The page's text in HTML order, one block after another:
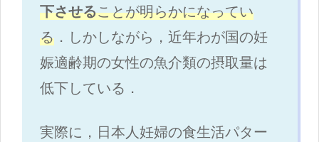
下させることが明らかになってい
る．しかしながら，近年わが国の妊
娠適齢期の女性の魚介類の摂取量は
低下している．
実際に，日本人妊婦の食生活パター